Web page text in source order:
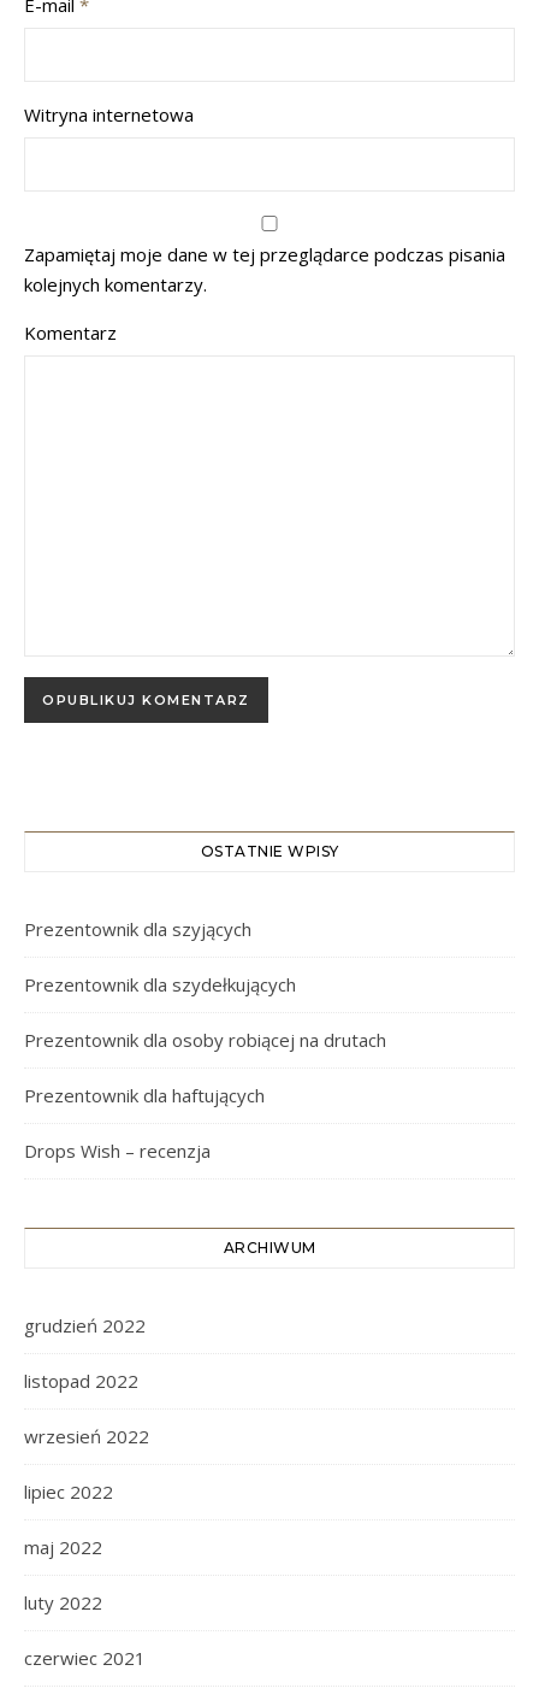
Witryna internetowa
Zapamiętaj moje dane w tej przeglądarce podczas pisania
kolejnych komentarzy.
Komentarz
OSTATNIE WPISY
Prezentownik dla szyjących
Prezentownik dla szydełkujących
Prezentownik dla osoby robiącej na drutach
Prezentownik dla haftujących
Drops Wish – recenzja
ARCHIWUM
grudzień 2022
listopad 2022
wrzesień 2022
lipiec 2022
maj 2022
luty 2022
czerwiec 2021